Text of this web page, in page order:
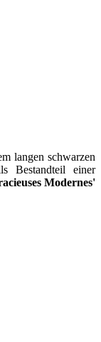
langen schwarzen
Bestandteil einer
Modernes'